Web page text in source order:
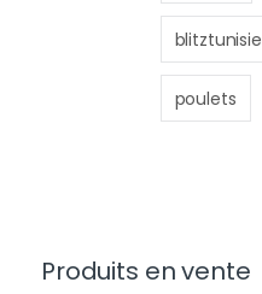
blitztunisie
poulets
Produits en vente